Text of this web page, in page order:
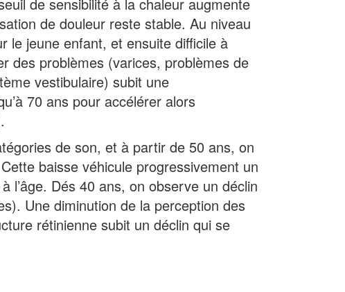
de douleur reste stable. Au niveau
le jeune enfant, et ensuite difficile à
des problèmes (varices, problèmes de
vestibulaire) subit une
70 ans pour accélérer alors
de son, et à partir de 50 ans, on
Cette baisse véhicule progressivement un
l’âge. Dés 40 ans, on observe un déclin
Une diminution de la perception des
rétinienne subit un déclin qui se